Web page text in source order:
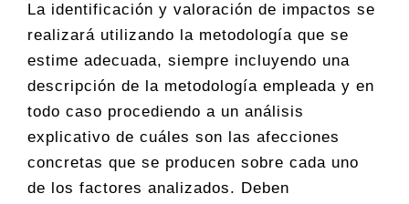
La identificación y valoración de impactos se
realizará utilizando la metodología que se
estime adecuada, siempre incluyendo una
descripción de la metodología empleada y en
todo caso procediendo a un análisis
explicativo de cuáles son las afecciones
concretas que se producen sobre cada uno
de los factores analizados. Deben